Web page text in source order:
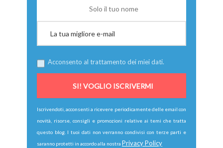
Acconsento al trattamento dei miei dati.
Iscrivendoti, acconsenti a ricevere periodicamente delle email con
novità, risorse, consigli e promozioni relative ai temi che tratta
questo blog. I tuoi dati non verranno condivisi con terze parti e
saranno protetti in accordo alla nostra Privacy Policy